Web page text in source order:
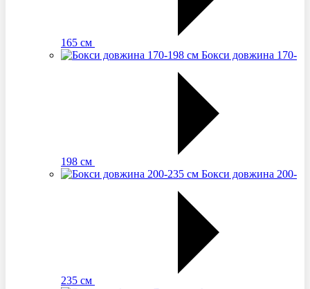
165 см
Бокси довжина 170-
198 см
Бокси довжина 200-
235 см